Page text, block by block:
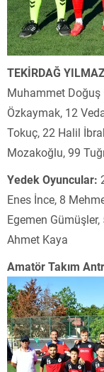
TEKİRDAĞ
Muhammet Doğuş
Özkaymak, 12
Tokuç, 22 Halil
Mozakoğlu, 99
Yedek Oyuncular:
Enes İnce, 8
Egemen
Ahmet Kaya
Amatör Takım